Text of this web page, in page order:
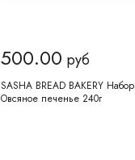
500.00 руб
SASHA BREAD BAKERY Набор
Овсяное печенье 240г